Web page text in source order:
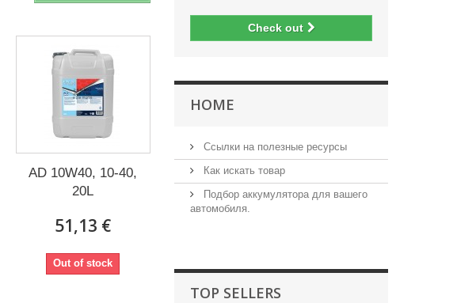
AD 10W40, 10-40,
20L
51,13 €
Out of stock
Check out
HOME
Ссылки на полезные ресурсы
Как искать товар
Подбор аккумулятора для вашего
автомобиля.
TOP SELLERS